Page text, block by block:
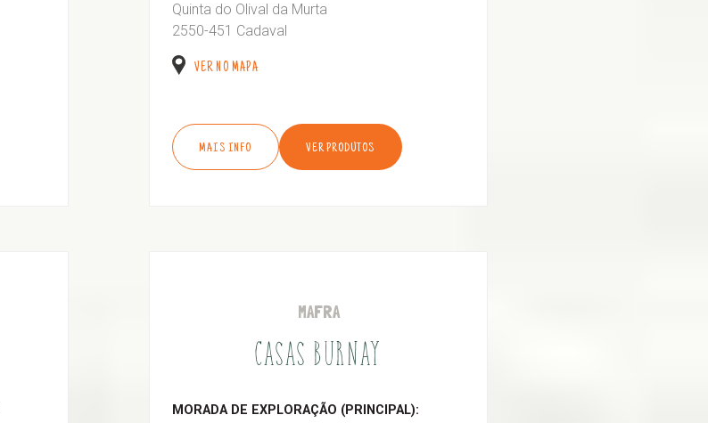
Quinta do Olival da Murta
2550-451 Cadaval
VER NO MAPA
MAIS INFO VER PRODUTOS
MAFRA
CASAS BURNAY
MORADA DE EXPLORAÇÃO (PRINCIPAL):